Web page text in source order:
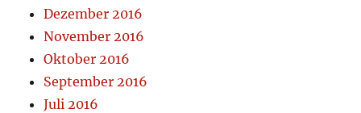
Dezember 2016
November 2016
Oktober 2016
September 2016
Juli 2016